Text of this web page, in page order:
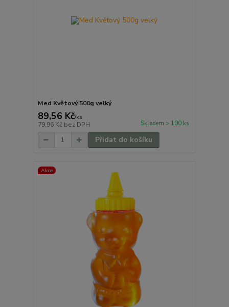
Med Květový 500g velký
89,56 Kč/ks
79,96 Kč bez DPH Skladem > 100 ks
Přidat do košíku
Akce